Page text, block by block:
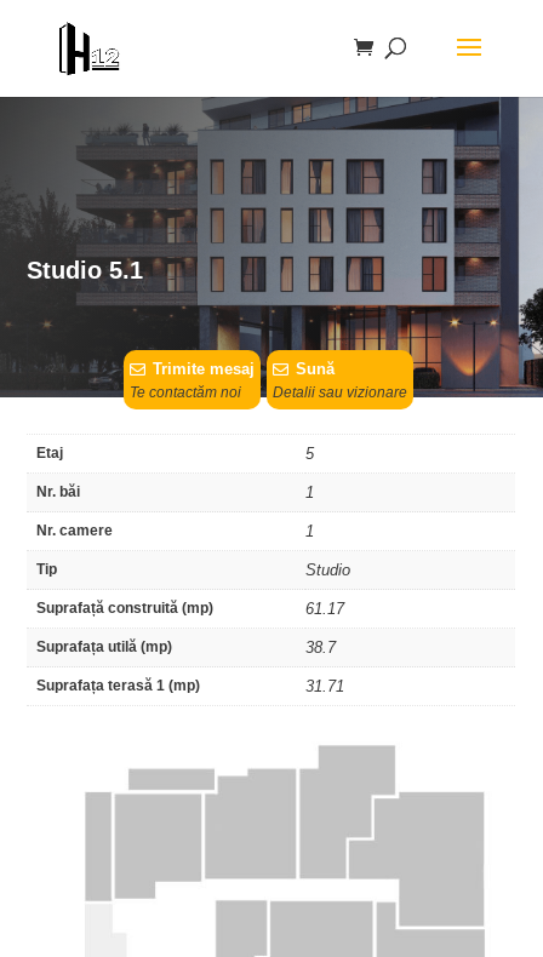
Studio 5.1
Trimite mesaj
Te contactăm noi
Sună
Detalii sau vizionare
Etaj 5
Nr. băi 1
Nr. camere 1
Tip Studio
Suprafață construită (mp) 61.17
Suprafața utilă (mp) 38.7
Suprafața terasă 1 (mp) 31.71